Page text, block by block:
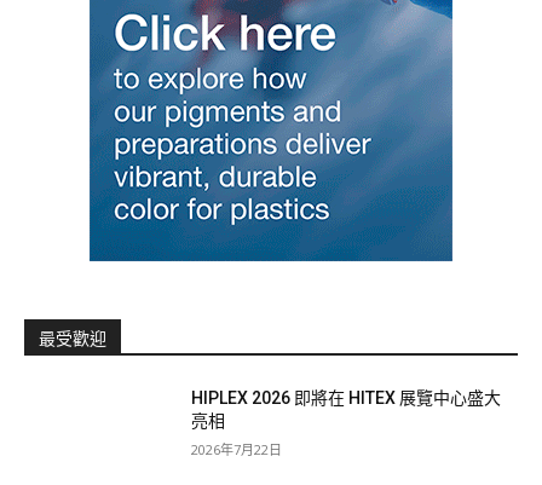
最受歡迎
HIPLEX 2026 即將在 HITEX 展覽中心盛大
亮相
2026年7月22日